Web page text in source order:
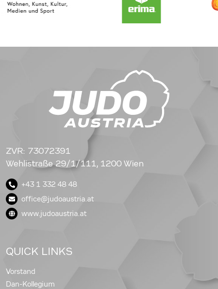
ZVR: 73072391
Wehlistraße 29/1/111, 1200 Wien
+43 1 332 48 48
office@judoaustria.at
www.judoaustria.at
QUICK LINKS
Vorstand
Dan-Kollegium